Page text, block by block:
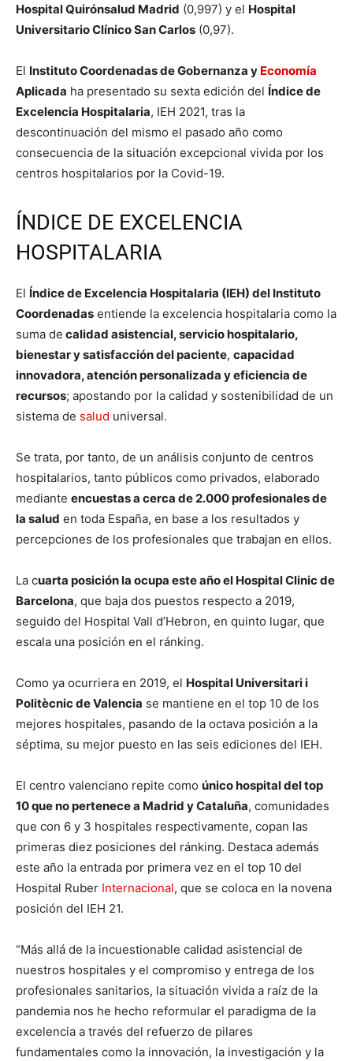
Hospital Quirónsalud Madrid (0,997) y el Hospital
Universitario Clínico San Carlos (0,97).
El Instituto Coordenadas de Gobernanza y Economía
Aplicada ha presentado su sexta edición del Índice de
Excelencia Hospitalaria, IEH 2021, tras la
descontinuación del mismo el pasado año como
consecuencia de la situación excepcional vivida por los
centros hospitalarios por la Covid-19.
ÍNDICE DE EXCELENCIA
HOSPITALARIA
El Índice de Excelencia Hospitalaria (IEH) del Instituto
Coordenadas entiende la excelencia hospitalaria como la
suma de calidad asistencial, servicio hospitalario,
bienestar y satisfacción del paciente, capacidad
innovadora, atención personalizada y eficiencia de
recursos; apostando por la calidad y sostenibilidad de un
sistema de salud universal.
Se trata, por tanto, de un análisis conjunto de centros
hospitalarios, tanto públicos como privados, elaborado
mediante encuestas a cerca de 2.000 profesionales de
la salud en toda España, en base a los resultados y
percepciones de los profesionales que trabajan en ellos.
La cuarta posición la ocupa este año el Hospital Clinic de
Barcelona, que baja dos puestos respecto a 2019,
seguido del Hospital Vall d’Hebron, en quinto lugar, que
escala una posición en el ránking.
Como ya ocurriera en 2019, el Hospital Universitari i
Politècnic de Valencia se mantiene en el top 10 de los
mejores hospitales, pasando de la octava posición a la
séptima, su mejor puesto en las seis ediciones del IEH.
El centro valenciano repite como único hospital del top
10 que no pertenece a Madrid y Cataluña, comunidades
que con 6 y 3 hospitales respectivamente, copan las
primeras diez posiciones del ránking. Destaca además
este año la entrada por primera vez en el top 10 del
Hospital Ruber Internacional, que se coloca en la novena
posición del IEH 21.
“Más allá de la incuestionable calidad asistencial de
nuestros hospitales y el compromiso y entrega de los
profesionales sanitarios, la situación vivida a raíz de la
pandemia nos he hecho reformular el paradigma de la
excelencia a través del refuerzo de pilares
fundamentales como la innovación, la investigación y la